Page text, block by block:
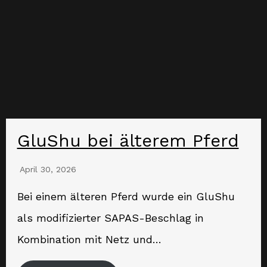
GluShu bei älterem Pferd
April 30, 2026
Bei einem älteren Pferd wurde ein GluShu
als modifizierter SAPAS-Beschlag in
Kombination mit Netz und…